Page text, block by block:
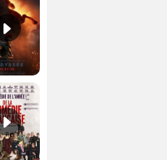
De la Comédie-Française Teaser VF